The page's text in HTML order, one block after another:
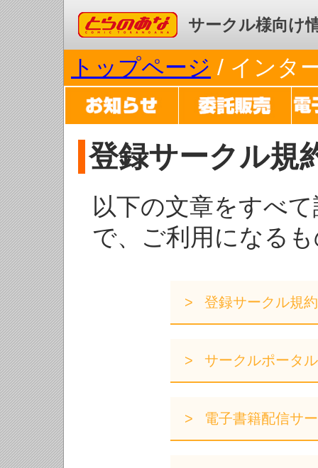
コミックとらのあな サークル様向け
トップページ / インタ
登録サークル規
以下の文章をすべ
で、ご利用になる
登録サークル規約
サークルポータ
電子書籍配信サ